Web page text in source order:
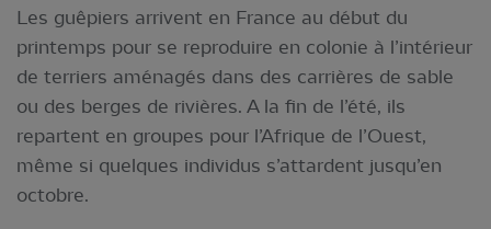
Les guêpiers arrivent en France au début du
printemps pour se reproduire en colonie à l’intérieur
de terriers aménagés dans des carrières de sable
ou des berges de rivières. A la fin de l’été, ils
repartent en groupes pour l’Afrique de l’Ouest,
même si quelques individus s’attardent jusqu’en
octobre.